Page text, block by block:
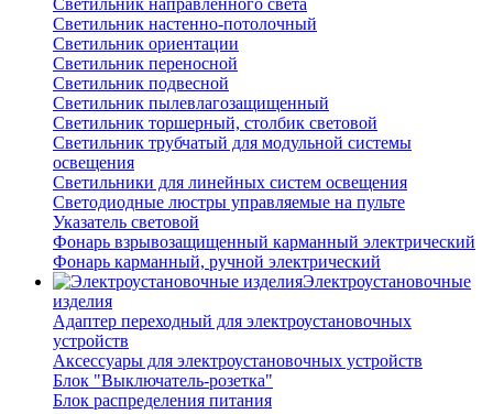
Светильник настенно-потолочный
Светильник ориентации
Светильник переносной
Светильник подвесной
Светильник пылевлагозащищенный
Светильник торшерный, столбик световой
Светильник трубчатый для модульной системы
освещения
Светильники для линейных систем освещения
Светодиодные люстры управляемые на пульте
Указатель световой
Фонарь взрывозащищенный карманный электрический
Фонарь карманный, ручной электрический
Электроустановочные
изделия
Адаптер переходный для электроустановочных
устройств
Аксессуары для электроустановочных устройств
Блок "Выключатель-розетка"
Блок распределения питания